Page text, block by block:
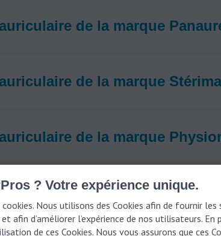
de la marque
de la marque
de la marque
? Votre expérience unique.
cookies. Nous utilisons des Cookies afin de fournir
afin d’améliorer l’expérience de nos utilisateurs.
de ces Cookies. Nous vous assurons que ces